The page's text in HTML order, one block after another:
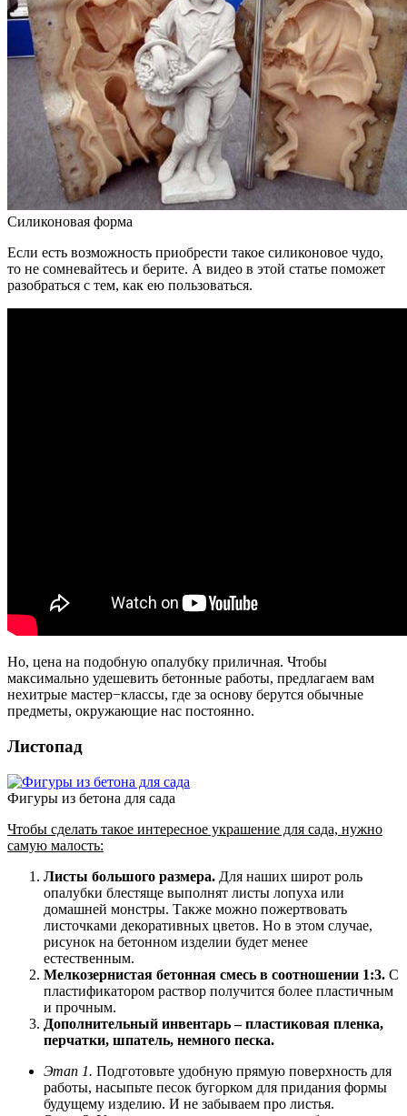
Силиконовая форма
Если есть возможность приобрести такое силиконовое чудо,
то не сомневайтесь и берите. А видео в этой статье поможет
разобраться с тем, как ею пользоваться.
Но, цена на подобную опалубку приличная. Чтобы
максимально удешевить бетонные работы, предлагаем вам
нехитрые мастер−классы, где за основу берутся обычные
предметы, окружающие нас постоянно.
Листопад
Фигуры из бетона для сада
Чтобы сделать такое интересное украшение для сада, нужно
самую малость:
Листы большого размера. Для наших широт роль
опалубки блестяще выполнят листы лопуха или
домашней монстры. Также можно пожертвовать
листочками декоративных цветов. Но в этом случае,
рисунок на бетонном изделии будет менее
естественным.
Мелкозернистая бетонная смесь в соотношении 1:3. С
пластификатором раствор получится более пластичным
и прочным.
Дополнительный инвентарь – пластиковая пленка,
перчатки, шпатель, немного песка.
Этап 1. Подготовьте удобную прямую поверхность для
работы, насыпьте песок бугорком для придания формы
будущему изделию. И не забываем про листья.